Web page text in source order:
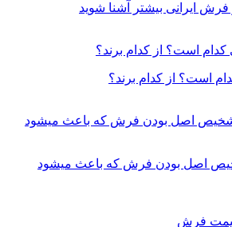
ایرانی بیشتر آشنا شوید
است؟ از کدام برند؟
اصل بودن فرش که باعث میشود